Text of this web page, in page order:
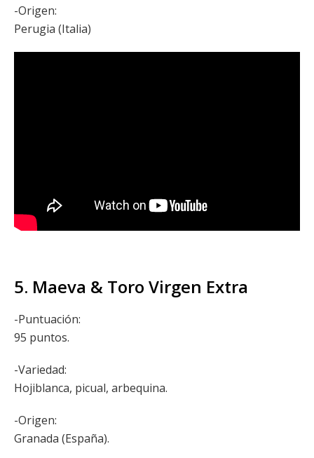
-Origen:
Perugia (Italia)
5. Maeva & Toro Virgen Extra
-Puntuación:
95 puntos.
-Variedad:
Hojiblanca, picual, arbequina.
-Origen:
Granada (España).